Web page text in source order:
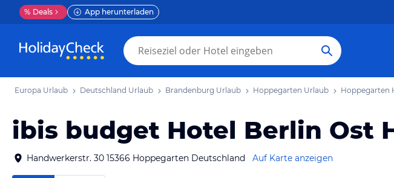
% Deals App herunterladen
Europa Urlaub Deutschland Urlaub Brandenburg Urlaub Hoppegarten Urlaub Hoppegarten
ibis budget Hotel Berlin Ost
Handwerkerstr. 30 15366 Hoppegarten Deutschland Auf Karte anzeigen